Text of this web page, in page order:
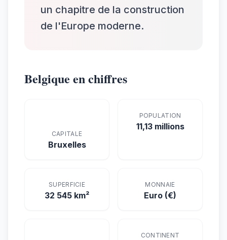
un chapitre de la construction
de l'Europe moderne.
Belgique en chiffres
CAPITALE
Bruxelles
POPULATION
11,13 millions
SUPERFICIE
32 545 km²
MONNAIE
Euro (€)
CONTINENT